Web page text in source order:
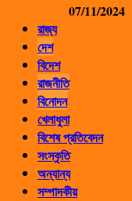
07/11/2024
রাজ্য
দেশ
বিদেশ
রাজনীতি
বিনোদন
খেলাধুলা
বিশেষ প্রতিবেদন
সংস্কৃতি
অন্যান্য
সম্পাদকীয়